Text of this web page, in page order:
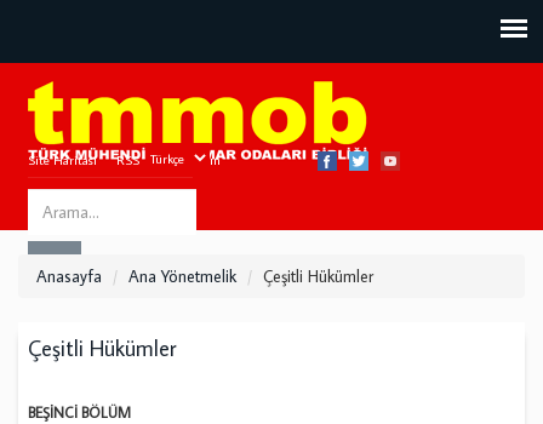
Site Haritası RSS Bize Ulaşın
Search
this
Anasayfa Ana Yönetmelik Çeşitli Hükümler
Çeşitli Hükümler
BEŞİNCİ BÖLÜM